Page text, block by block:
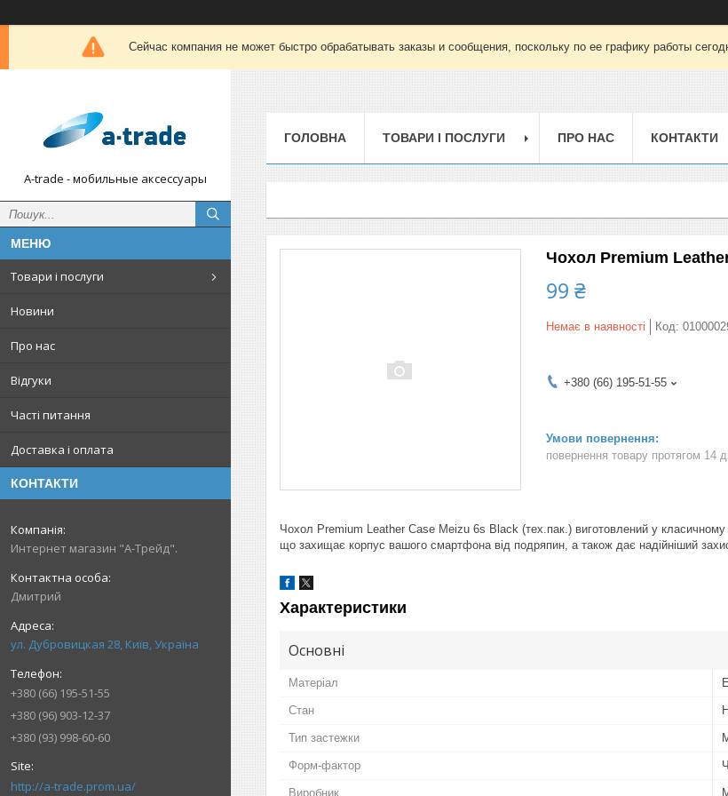
Сейчас компания не может быстро обрабатывать заказы и сообщения, поскольку по ее графику работы
A-trade - мобильные аксессуары
Товари і послуги
Новини
Про нас
Відгуки
Часті питання
Доставка і оплата
КОНТАКТИ
Интернет магазин "А-Трейд".
Дмитрий
ул. Дубровицкая 28, Київ, Україна
+380 (66) 195-51-55
+380 (96) 903-12-37
+380 (93) 998-60-60
http://a-trade.prom.ua/
ГОЛОВНА ТОВАРИ І ПОСЛУГИ ПРО НАС КОНТАКТИ
Чохол Premium
99 ₴
Немає в наявності Код:
+380 (66) 195-51-55
повернення товару протягом 14
Чохол Premium Leather Case Meizu 6s Black (тех.пак.) виготовлений у класичному
що захищає корпус вашого смартфона від подряпин, а також дає надійніший
Характеристики
Основні
Матеріал
Стан
Тип застежки
Форм-фактор
Виробник